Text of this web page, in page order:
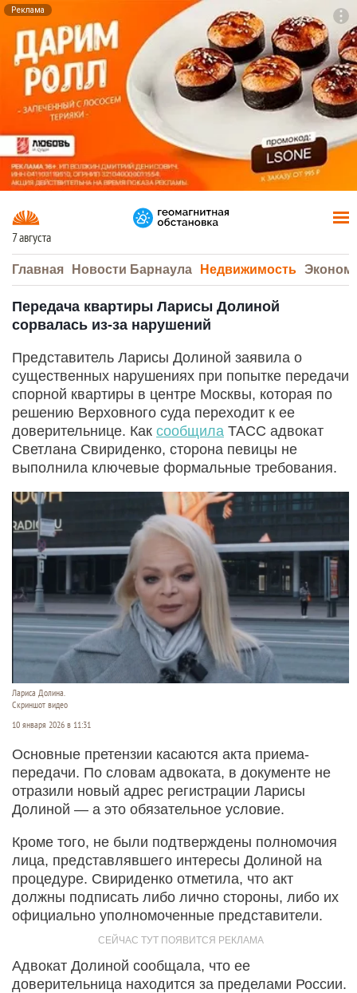
Реклама
7 августа
Главная Новости Барнаула Недвижимость
Передача квартиры Ларисы Долиной
сорвалась из-за нарушений
Представитель Ларисы Долиной заявила о
существенных нарушениях при попытке передачи
спорной квартиры в центре Москвы, которая по
решению Верховного суда переходит к ее
доверительнице. Как сообщила ТАСС адвокат
Светлана Свириденко, сторона певицы не
выполнила ключевые формальные требования.
Лариса Долина.
Скриншот видео
10 января 2026 в 11:31
Основные претензии касаются акта приема-
передачи. По словам адвоката, в документе не
отразили новый адрес регистрации Ларисы
Долиной — а это обязательное условие.
Кроме того, не были подтверждены полномочия
лица, представлявшего интересы Долиной на
процедуре. Свириденко отметила, что акт
должны подписать либо лично стороны, либо их
официально уполномоченные представители.
Адвокат Долиной сообщала, что ее
доверительница находится за пределами России.